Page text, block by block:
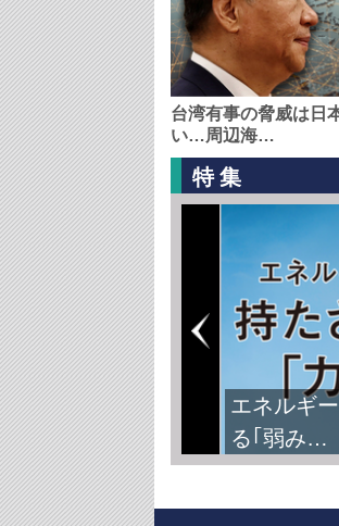
台湾有事の脅威は日
い…周辺海…
特集
エネルギ
る｢弱み…